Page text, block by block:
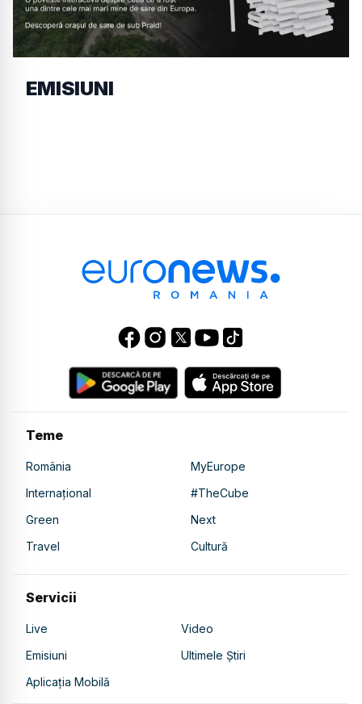
EMISIUNI
Teme
România
MyEurope
Internațional
#TheCube
Green
Next
Travel
Cultură
Servicii
Live
Video
Emisiuni
Ultimele Știri
Aplicația Mobilă